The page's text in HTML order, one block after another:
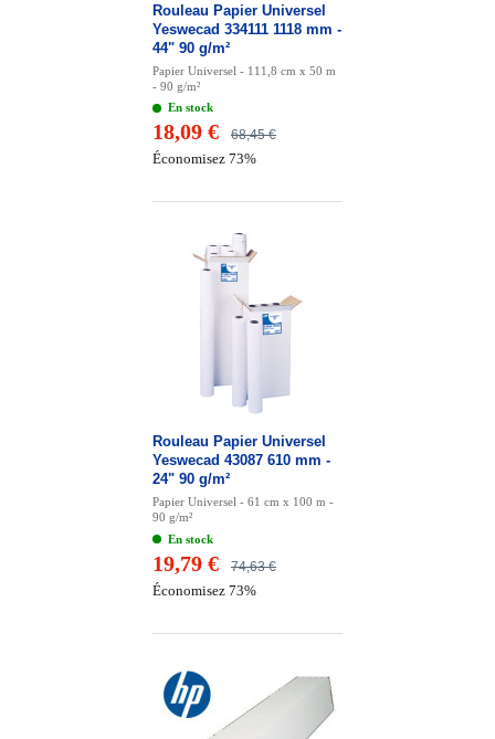
Rouleau Papier Universel
Yeswecad 334111 1118 mm -
44" 90 g/m²
Papier Universel - 111,8 cm x 50 m
- 90 g/m²
En stock
68,45 €
18,09 €
Économisez 73%
Rouleau Papier Universel
Yeswecad 43087 610 mm -
24" 90 g/m²
Papier Universel - 61 cm x 100 m -
90 g/m²
En stock
74,63 €
19,79 €
Économisez 73%